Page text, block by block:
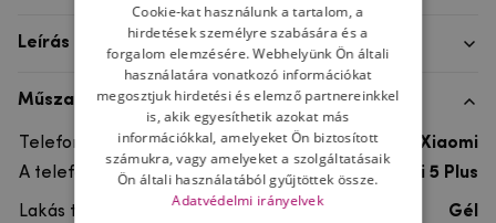
Leírás
Műszaki adatok
Telefon márka
Xiaomi
A telefonmodellhez
Xiaomi Redmi 5 Plus
Lakás típusa
Gél
Cookie-kat használunk a tartalom, a
hirdetések személyre szabására és a
forgalom elemzésére. Webhelyünk Ön általi
használatára vonatkozó információkat
megosztjuk hirdetési és elemző partnereinkkel
is, akik egyesíthetik azokat más
információkkal, amelyeket Ön biztosított
számukra, vagy amelyeket a szolgáltatásaik
Ön általi használatából gyűjtöttek össze.
Adatvédelmi irányelvek